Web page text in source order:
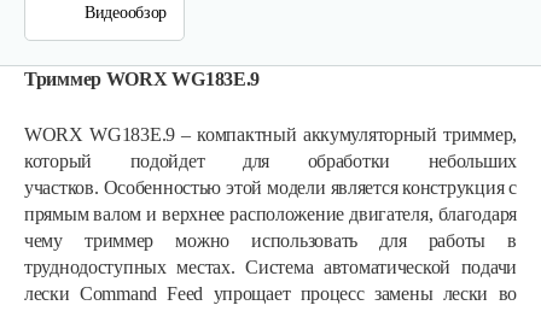
Видеообзор
Триммер WORX WG183E.9
WORX WG183E.9 – компактный аккумуляторный триммер,
который подойдет для обработки небольших
участков. Особенностью этой модели является конструкция с
прямым валом и верхнее расположение двигателя, благодаря
чему триммер можно использовать для работы в
труднодоступных местах. Система автоматической подачи
лески Command Feed упрощает процесс замены лески во